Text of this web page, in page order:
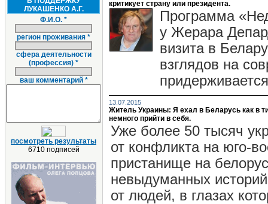
ЛУКАШЕНКО А.Г.
Ф.И.О. *
регион проживания *
сфера деятельности
(профессия) *
ваш комментарий *
посмотреть результаты
6710 подписей
критикует страну или президента.
Программа
у Жерара
визита в
взглядов на
13.07.2015
Житель Украины: Я ехал в Беларусь как в
немного прийти в себя.
Уже более 50 тысяч
от конфликта на юго-
пристанище на
невыдуманных
от людей, в глазах